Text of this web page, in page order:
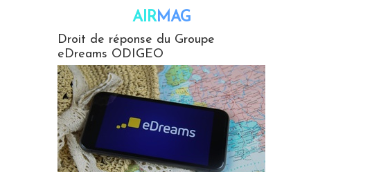
AIRMAG
Droit de réponse du Groupe
eDreams ODIGEO